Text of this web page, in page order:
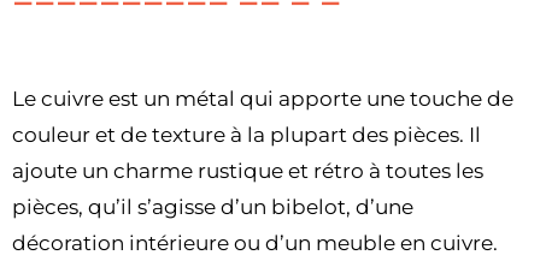
Le cuivre est un métal qui apporte une touche de
couleur et de texture à la plupart des pièces. Il
ajoute un charme rustique et rétro à toutes les
pièces, qu’il s’agisse d’un bibelot, d’une
décoration intérieure ou d’un meuble en cuivre.